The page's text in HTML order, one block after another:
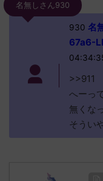
名無しさん930
930 名
67a6-
>>911
へーっ
無くな
そうい